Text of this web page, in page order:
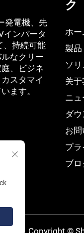
発電機、先
インバータ
、持続可能
なクリー
、ビジネ
スタマイ
ます。
ク
ホー
製品
ソ
关于
ニ
ダ
お
プ
ブロ
Copyright ©